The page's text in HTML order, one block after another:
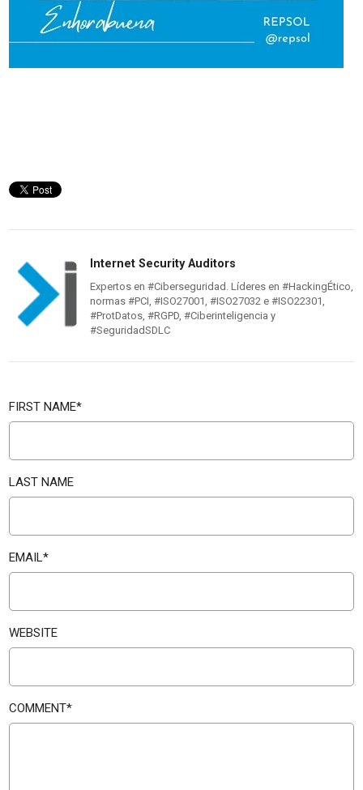
Internet Security Auditors
Expertos en #Ciberseguridad. Líderes en #HackingÉtico,
normas #PCI, #ISO27001, #ISO27032 e #ISO22301,
#ProtDatos, #RGPD, #Ciberinteligencia y
#SeguridadSDLC
FIRST NAME*
LAST NAME
EMAIL*
WEBSITE
COMMENT*